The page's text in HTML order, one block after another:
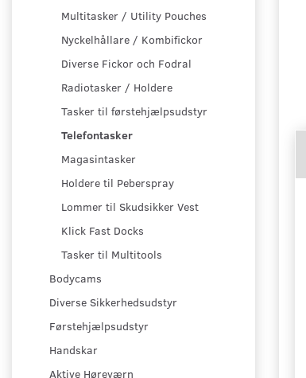
Multitasker / Utility Pouches
Nyckelhållare / Kombifickor
Diverse Fickor och Fodral
Radiotasker / Holdere
Tasker til førstehjælpsudstyr
Telefontasker
Magasintasker
Holdere til Peberspray
Lommer til Skudsikker Vest
Klick Fast Docks
Tasker til Multitools
Bodycams
Diverse Sikkerhedsudstyr
Førstehjælpsudstyr
Handskar
Aktive Høreværn